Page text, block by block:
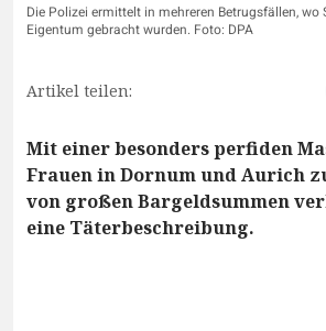
Die Polizei ermittelt in mehreren Betrugsfällen, wo
Eigentum gebracht wurden. Foto: DPA
Artikel teilen:
Mit einer besonders perfiden
Frauen in Dornum und Aurich
von großen Bargeldsummen
eine Täterbeschreibung.